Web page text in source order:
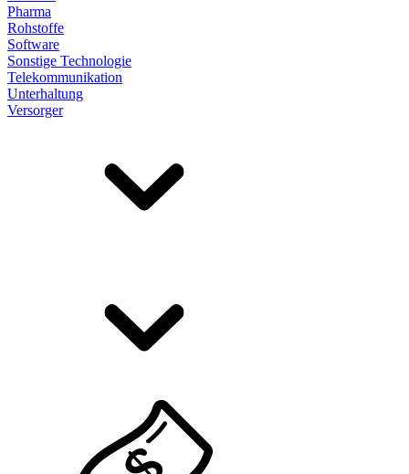
Pharma
Rohstoffe
Software
Sonstige Technologie
Telekommunikation
Unterhaltung
Versorger